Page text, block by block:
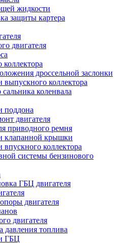
жидкости
защиты картера
двигателя
коллектора
дроссельной заслонки
выпускного коллектора
коленвала
поддона
двигателя
приводного ремня
клапанной крышки
впускного коллектора
системы бензинового
ГБЦ двигателя
двигателя
двигателя
давления топлива
ГБЦ